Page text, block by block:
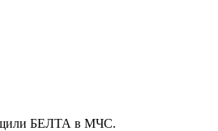
БЕЛТА в МЧС.